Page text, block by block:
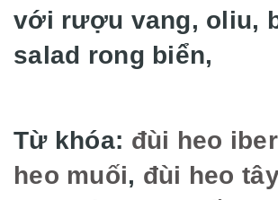
với rượu vang, oliu,
salad rong biển,
Từ khóa: đùi heo
heo muối, đùi heo